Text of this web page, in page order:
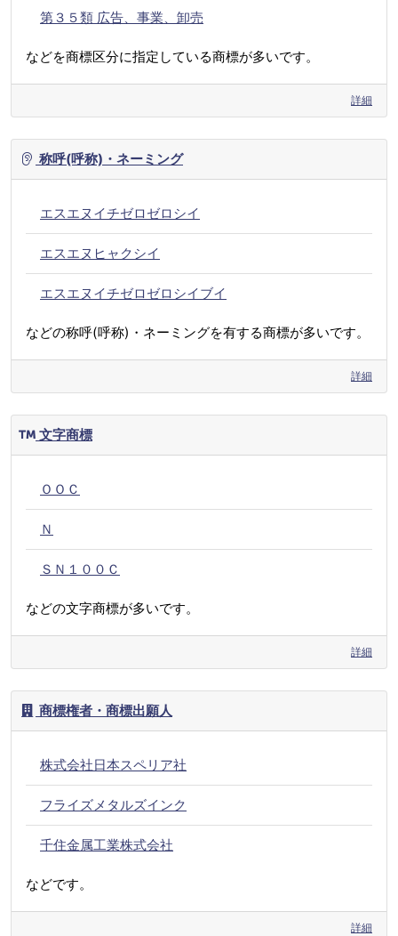
第３５類 広告、事業、卸売
などを商標区分に指定している商標が多いです。
詳細
称呼(呼称)・ネーミング
エスエヌイチゼロゼロシイ
エスエヌヒャクシイ
エスエヌイチゼロゼロシイブイ
などの称呼(呼称)・ネーミングを有する商標が多いです。
詳細
文字商標
ＯＯＣ
Ｎ
ＳＮ１００Ｃ
などの文字商標が多いです。
詳細
商標権者・商標出願人
株式会社日本スペリア社
フライズメタルズインク
千住金属工業株式会社
などです。
詳細